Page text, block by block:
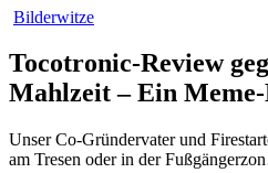
Bilderwitze
Tocotronic-Review
Mahlzeit – Ein
Unser Co-Gründervater und
am Tresen oder in der